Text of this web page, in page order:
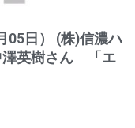
05日） (株)信濃ハ
英樹さん 「エ